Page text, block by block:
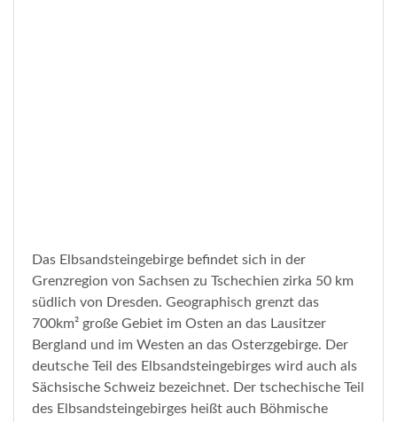
Das Elbsandsteingebirge befindet sich in der
Grenzregion von Sachsen zu Tschechien zirka 50 km
südlich von Dresden. Geographisch grenzt das
700km² große Gebiet im Osten an das Lausitzer
Bergland und im Westen an das Osterzgebirge. Der
deutsche Teil des Elbsandsteingebirges wird auch als
Sächsische Schweiz bezeichnet. Der tschechische Teil
des Elbsandsteingebirges heißt auch Böhmische